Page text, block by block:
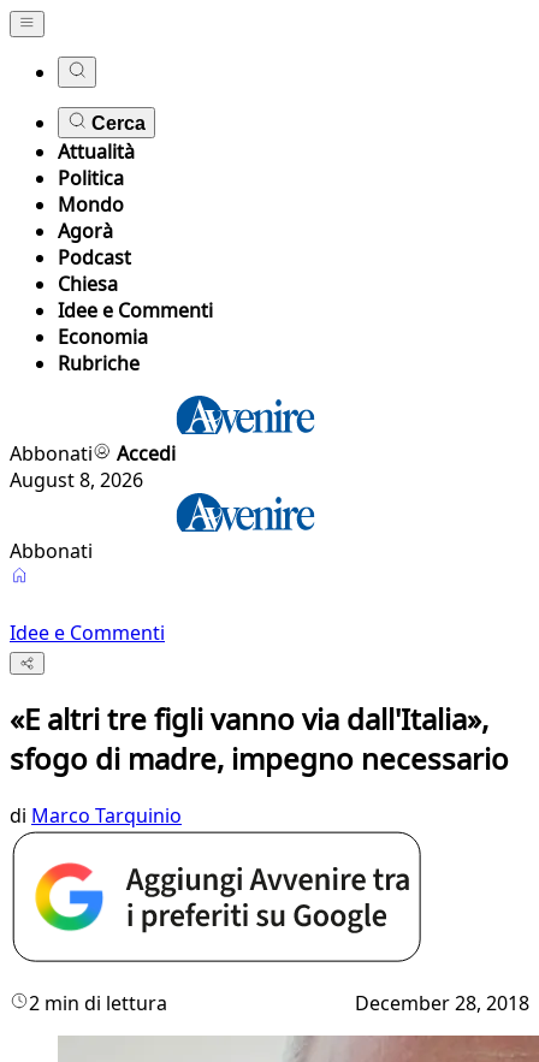
Cerca
Attualità
Politica
Mondo
Agorà
Podcast
Chiesa
Idee e Commenti
Economia
Rubriche
Abbonati
Accedi
August 8, 2026
Abbonati
Idee e Commenti
«E altri tre figli vanno via dall'Italia»,
sfogo di madre, impegno necessario
di Marco Tarquinio
2 min di lettura December 28, 2018